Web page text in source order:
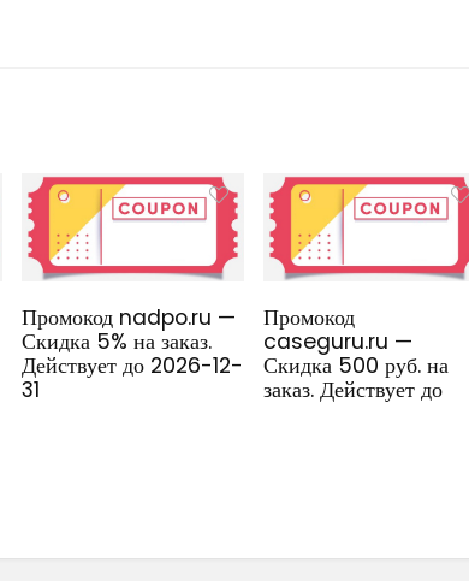
Промокод nadpo.ru —
Скидка 5% на заказ.
Действует до 2026-12-
31
Промокод
caseguru.ru —
Скидка 500 руб. на
заказ. Действует до